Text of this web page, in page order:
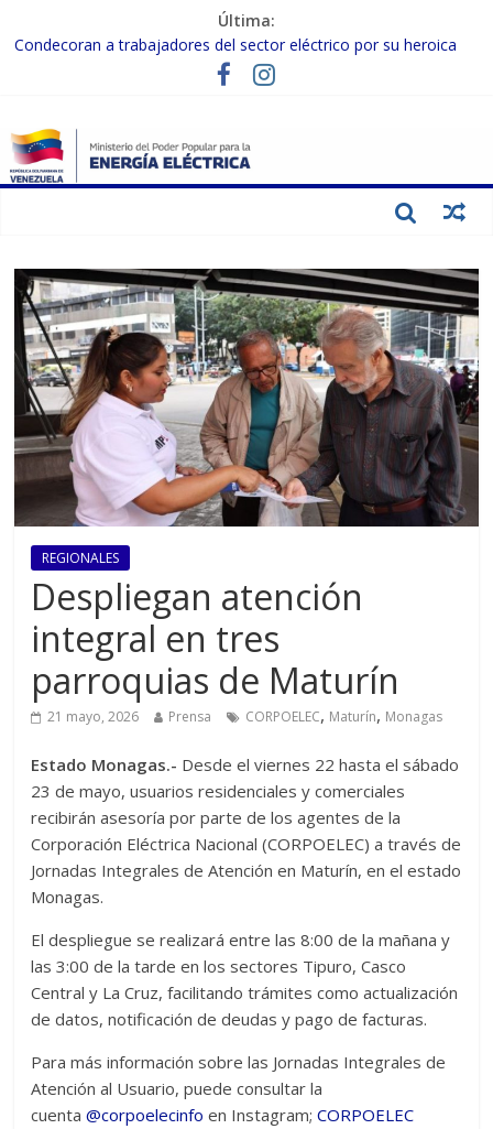
Última:
Condecoran a trabajadores del sector eléctrico por su heroica
labor tras el doble sismo del 24-J
Gobierno Nacional coordina acciones con el sector privado para
Inspeccionan trabajos de rehabilitación en instalaciones del SEN
en Carabobo
Gobierno Nacional activa plan preventivo para fortalecer el SEN
REGIONALES
Despliegan atención
integral en tres
parroquias de Maturín
21 mayo, 2026 Prensa CORPOELEC, Maturín, Monagas
Estado Monagas.- Desde el viernes 22 hasta el sábado
23 de mayo, usuarios residenciales y comerciales
recibirán asesoría por parte de los agentes de la
Corporación Eléctrica Nacional (CORPOELEC) a través de
Jornadas Integrales de Atención en Maturín, en el estado
Monagas.
El despliegue se realizará entre las 8:00 de la mañana y
las 3:00 de la tarde en los sectores Tipuro, Casco
Central y La Cruz, facilitando trámites como actualización
de datos, notificación de deudas y pago de facturas.
Para más información sobre las Jornadas Integrales de
Atención al Usuario, puede consultar la
cuenta@corpoelecinfoen Instagram;CORPOELEC